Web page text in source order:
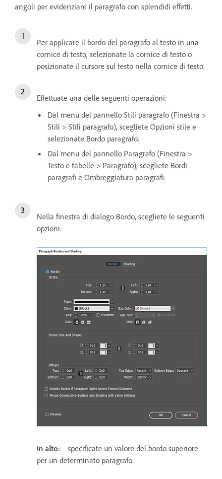
angoli per evidenziare il paragrafo con splendidi effetti.
Per applicare il bordo del paragrafo al testo in una
cornice di testo, selezionate la cornice di testo o
posizionate il cursore sul testo nella cornice di testo.
Effettuate una delle seguenti operazioni:
Dal menu del pannello Stili paragrafo (Finestra >
Stili > Stili paragrafo), scegliete Opzioni stile e
selezionate Bordo paragrafo.
Dal menu del pannello Paragrafo (Finestra >
Testo e tabelle > Paragrafo), scegliete Bordi
paragrafi e Ombreggiatura paragrafi.
Nella finestra di dialogo Bordo, scegliete le seguenti
opzioni:
In alto:
specificate un valore del bordo superiore
per un determinato paragrafo.